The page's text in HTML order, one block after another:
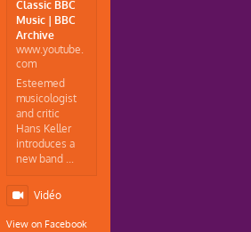
Classic BBC
Music | BBC
Archive
www.youtube.
com
Esteemed
musicologist
and critic
Hans Keller
introduces a
new band ...
Vidéo
View on Facebook